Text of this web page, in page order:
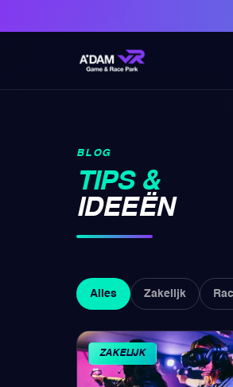
BLOG
TIPS &
IDEEËN
Alles Zakelijk
ZAKELIJK